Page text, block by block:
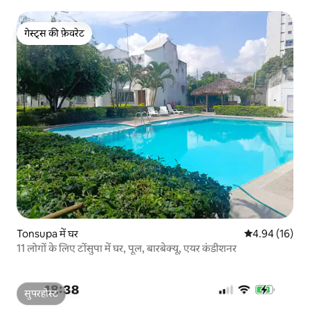
गेस्ट्स की फ़ेवरेट
गेस्ट्स की फ़ेवरेट
Tonsupa में घर औसत रेटिंग 5 में
4.94 (16)
11 लोगों के लिए टोंसुपा में घर, पूल, बारबेक्यू, एयर कंडीशनर
सुपरहोस्ट
सुपरहोस्ट